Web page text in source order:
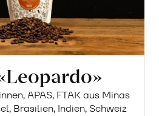
APAS, FTAK aus Minas
Brasilien, Indien, Schweiz